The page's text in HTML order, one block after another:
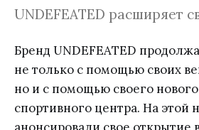
UNDEFEATED расширяет
Бренд UNDEFEATED
не только с помощью своих
но и с помощью своего
спортивного центра. На этой